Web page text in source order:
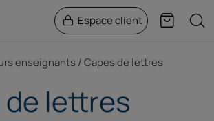
Espace client Panier
enseignants Capes de lettres
de lettres